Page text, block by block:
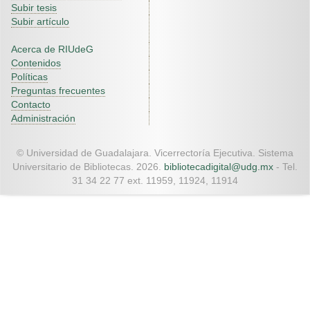
Subir tesis
Subir artículo
Acerca de RIUdeG
Contenidos
Políticas
Preguntas frecuentes
Contacto
Administración
© Universidad de Guadalajara. Vicerrectoría Ejecutiva. Sistema
Universitario de Bibliotecas. 2026. bibliotecadigital@udg.mx - Tel.
31 34 22 77 ext. 11959, 11924, 11914